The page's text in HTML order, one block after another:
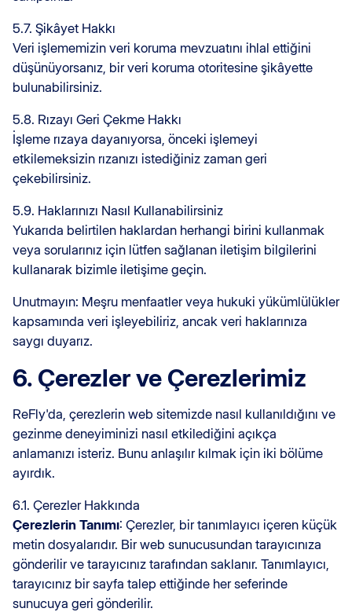
5.7. Şikâyet Hakkı
Veri işlememizin veri koruma mevzuatını ihlal ettiğini
düşünüyorsanız, bir veri koruma otoritesine şikâyette
bulunabilirsiniz.
5.8. Rızayı Geri Çekme Hakkı
İşleme rızaya dayanıyorsa, önceki işlemeyi
etkilemeksizin rızanızı istediğiniz zaman geri
çekebilirsiniz.
5.9. Haklarınızı Nasıl Kullanabilirsiniz
Yukarıda belirtilen haklardan herhangi birini kullanmak
veya sorularınız için lütfen sağlanan iletişim bilgilerini
kullanarak bizimle iletişime geçin.
Unutmayın: Meşru menfaatler veya hukuki yükümlülükler
kapsamında veri işleyebiliriz, ancak veri haklarınıza
saygı duyarız.
6. Çerezler ve Çerezlerimiz
ReFly'da, çerezlerin web sitemizde nasıl kullanıldığını ve
gezinme deneyiminizi nasıl etkilediğini açıkça
anlamanızı isteriz. Bunu anlaşılır kılmak için iki bölüme
ayırdık.
6.1. Çerezler Hakkında
Çerezlerin Tanımı: Çerezler, bir tanımlayıcı içeren küçük
metin dosyalarıdır. Bir web sunucusundan tarayıcınıza
gönderilir ve tarayıcınız tarafından saklanır. Tanımlayıcı,
tarayıcınız bir sayfa talep ettiğinde her seferinde
sunucuya geri gönderilir.